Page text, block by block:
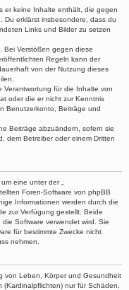
er keine Inhalte enthält, die gegen
erklärst insbesondere, dass du
Links und Bilder zu setzen
Bei Verstößen gegen diese
Regeln kann der
von der Nutzung dieses
Verantwortung für die Inhalte von
oder die er nicht zur Kenntnis
Benutzerkonto, Beiträge und
Beiträge abzuändern, sofern sie
dem Betreiber oder einem Dritten
eine unter der „
Foren-Software von phpBB
Informationen werden durch die
zur Verfügung gestellt. Beide
Software verwendet wird. Sie
für bestimmte Zwecke nicht
nehmen.
von Leben, Körper und Gesundheit
nur für Schäden,